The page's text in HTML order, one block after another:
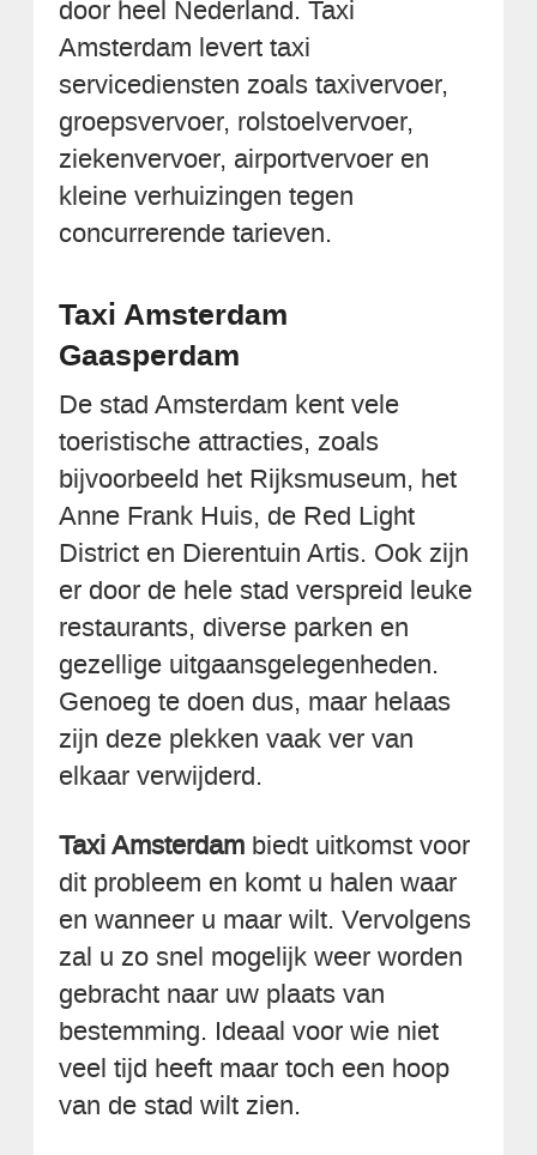
door heel Nederland. Taxi
Amsterdam levert taxi
servicediensten zoals taxivervoer,
groepsvervoer, rolstoelvervoer,
ziekenvervoer, airportvervoer en
kleine verhuizingen tegen
concurrerende tarieven.
Taxi Amsterdam
Gaasperdam
De stad Amsterdam kent vele
toeristische attracties, zoals
bijvoorbeeld het Rijksmuseum, het
Anne Frank Huis, de Red Light
District en Dierentuin Artis. Ook zijn
er door de hele stad verspreid leuke
restaurants, diverse parken en
gezellige uitgaansgelegenheden.
Genoeg te doen dus, maar helaas
zijn deze plekken vaak ver van
elkaar verwijderd.
Taxi Amsterdam biedt uitkomst voor
dit probleem en komt u halen waar
en wanneer u maar wilt. Vervolgens
zal u zo snel mogelijk weer worden
gebracht naar uw plaats van
bestemming. Ideaal voor wie niet
veel tijd heeft maar toch een hoop
van de stad wilt zien.